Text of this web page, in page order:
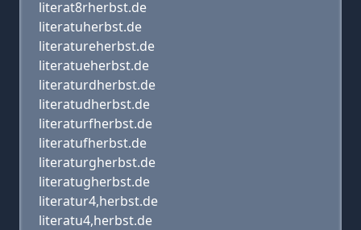
literat8rherbst.de
literatuherbst.de
literatureherbst.de
literatueherbst.de
literaturdherbst.de
literatudherbst.de
literaturfherbst.de
literatufherbst.de
literaturgherbst.de
literatugherbst.de
literatur4,herbst.de
literatu4,herbst.de